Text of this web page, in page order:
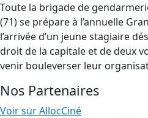
Toute la brigade de
(71) se prépare à l’annuelle
l’arrivée d’un jeune stagiaire
droit de la capitale et de deux
venir bouleverser leur
Nos Partenaires
Voir sur AllocCiné